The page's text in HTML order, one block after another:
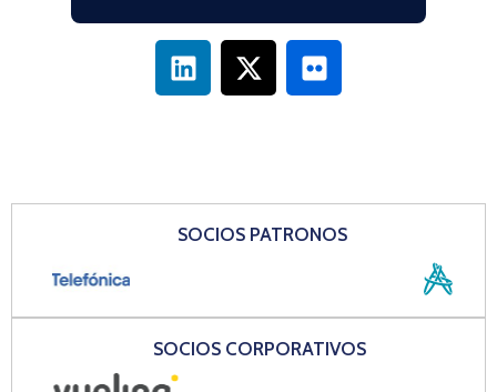
SOCIOS PATRONOS
SOCIOS CORPORATIVOS